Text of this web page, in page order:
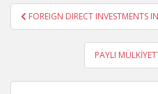
Yazı
gezinmesi
FOREIGN DIRECT INVESTMENTS
PAYLI